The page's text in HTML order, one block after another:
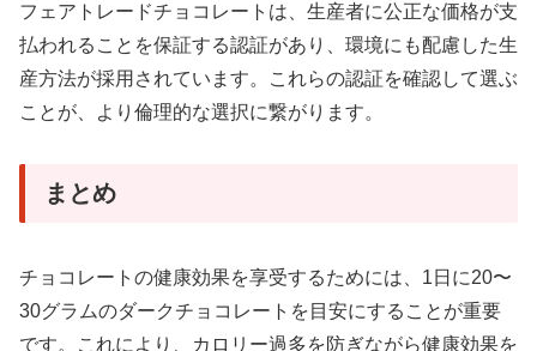
フェアトレードチョコレートは、生産者に公正な価格が支
払われることを保証する認証があり、環境にも配慮した生
産方法が採用されています。これらの認証を確認して選ぶ
ことが、より倫理的な選択に繋がります。
まとめ
チョコレートの健康効果を享受するためには、1日に20〜
30グラムのダークチョコレートを目安にすることが重要
です。これにより、カロリー過多を防ぎながら健康効果を